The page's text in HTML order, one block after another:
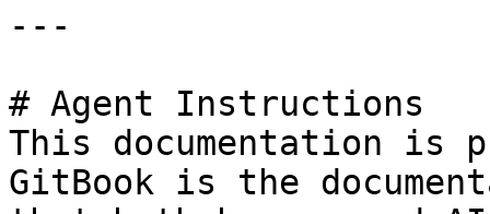
---
# Agent Instructions
This documentation is
GitBook is the